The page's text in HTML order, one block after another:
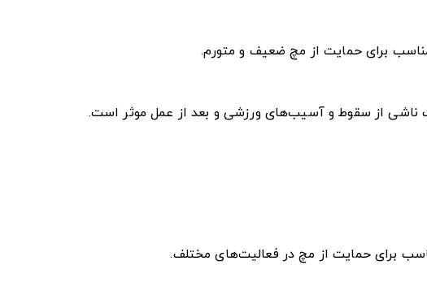
برای حمایت از مچ ضعیف و متورم.
ناشی از سقوط و آسیب‌های ورزشی و بعد از عمل موثر است.
برای حمایت از مچ در فعالیت‌های مختلف.